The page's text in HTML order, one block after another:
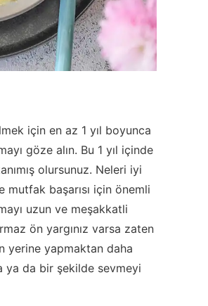
için en az 1 yıl boyunca
göze alın. Bu 1 yıl içinde
olursunuz. Neleri iyi
başarısı için önemli
uzun ve meşakkatli
ön yargınız varsa zaten
yerine yapmaktan daha
ya da bir şekilde sevmeyi